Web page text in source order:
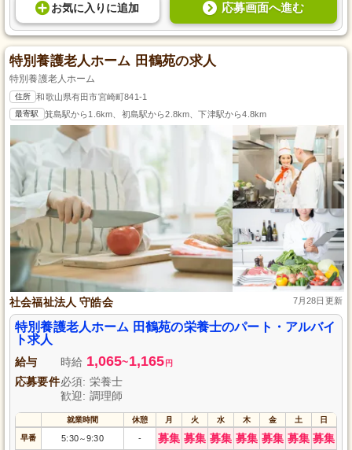
お気に入り に追加 応募画面へ進む
特別養護老人ホーム 田鶴苑の求人
特別養護老人ホーム
住所 和歌山県有田市宮崎町841-1
最寄駅 箕島駅から1.6km、初島駅から2.8km、下津駅から4.8km
社会福祉法人 守皓会 7月28日更新
特別養護老人ホーム 田鶴苑の栄養士のパート・アルバイ
ト求人
給与 時給 1,065~1,165 円
応募要件必須: 栄養士
歓迎: 調理師
就業時間 休憩 月 火 水 木 金 土 日
早番 5:30～9:30 - 募集 募集 募集 募集 募集 募集 募集